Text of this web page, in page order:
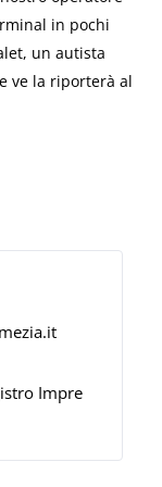
in pochi
un autista
ve la riporterà al
24 che vi
potete
verrà a
e la
attese, il
volo in tempo
Impre